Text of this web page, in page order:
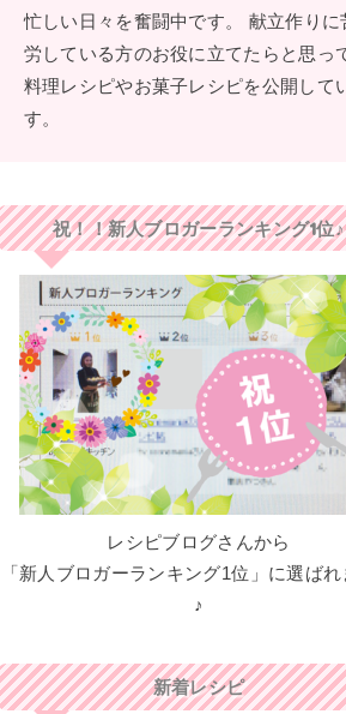
忙しい日々を奮闘中です。 献立作りに
労している方のお役に立てたらと思っ
料理レシピやお菓子レシピを公開して
す。
祝！！新人ブロガーランキング1位♪
レシピブログさんから
「新人ブロガーランキング1位」に選ばれ
♪
新着レシピ